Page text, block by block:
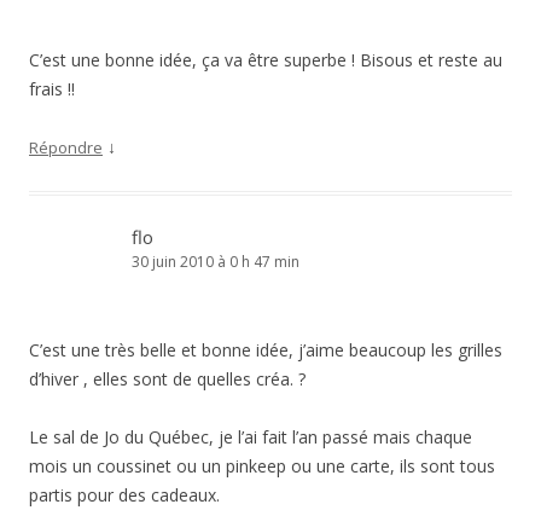
C’est une bonne idée, ça va être superbe ! Bisous et reste au
frais !!
Répondre ↓
flo
30 juin 2010 à 0 h 47 min
C’est une très belle et bonne idée, j’aime beaucoup les grilles
d’hiver , elles sont de quelles créa. ?
Le sal de Jo du Québec, je l’ai fait l’an passé mais chaque
mois un coussinet ou un pinkeep ou une carte, ils sont tous
partis pour des cadeaux.